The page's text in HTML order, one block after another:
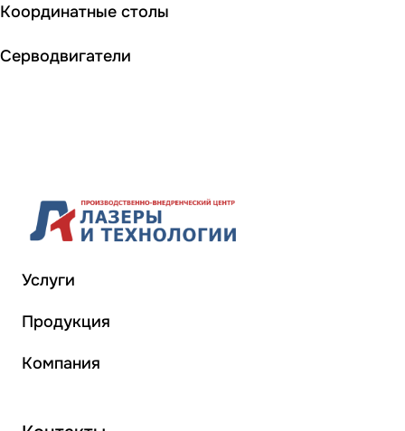
Координатные столы
Серводвигатели
Услуги
Продукция
Компания